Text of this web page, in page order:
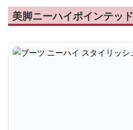
美脚ニーハイポインテッ